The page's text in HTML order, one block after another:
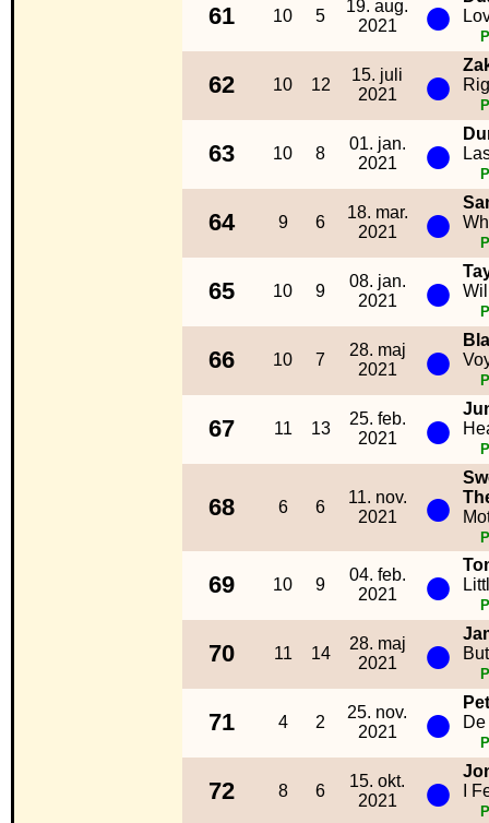
61 10 5
19. aug.
2021
●
62 10 12
15. juli
2021
●
63 10 8
01. jan.
2021
●
64 9 6
18. mar.
2021
●
65 10 9
08. jan.
2021
●
66 10 7
28. maj
2021
●
67 11 13
25. feb.
2021
●
68 6 6
11. nov.
2021
●
69 10 9
04. feb.
2021
●
70 11 14
28. maj
2021
●
71 4 2
25. nov.
2021
●
72 8 6
15. okt.
2021
●
I